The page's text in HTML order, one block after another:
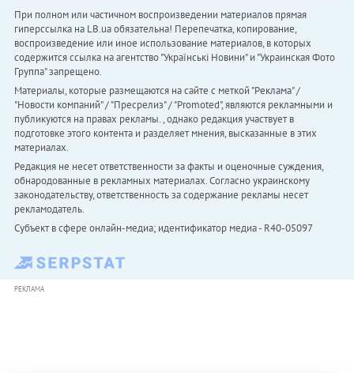
При полном или частичном воспроизведении материалов прямая
гиперссылка на LB.ua обязательна! Перепечатка, копирование,
воспроизведение или иное использование материалов, в которых
содержится ссылка на агентство "Українськi Новини" и "Украинская Фото
Группа" запрещено.
Материалы, которые размещаются на сайте с меткой "Реклама" /
"Новости компаний" / "Пресрелиз" / "Promoted", являются рекламными и
публикуются на правах рекламы. , однако редакция участвует в
подготовке этого контента и разделяет мнения, высказанные в этих
материалах.
Редакция не несет ответственности за факты и оценочные суждения,
обнародованные в рекламных материалах. Согласно украинскому
законодательству, ответственность за содержание рекламы несет
рекламодатель.
Субъект в сфере онлайн-медиа; идентификатор медиа - R40-05097
РЕКЛАМА